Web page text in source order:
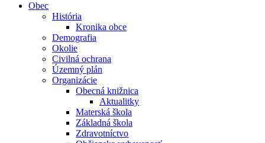
Obec
História
Kronika obce
Demografia
Okolie
Civilná ochrana
Územný plán
Organizácie
Obecná knižnica
Aktualitky
Materská škola
Základná škola
Zdravotníctvo